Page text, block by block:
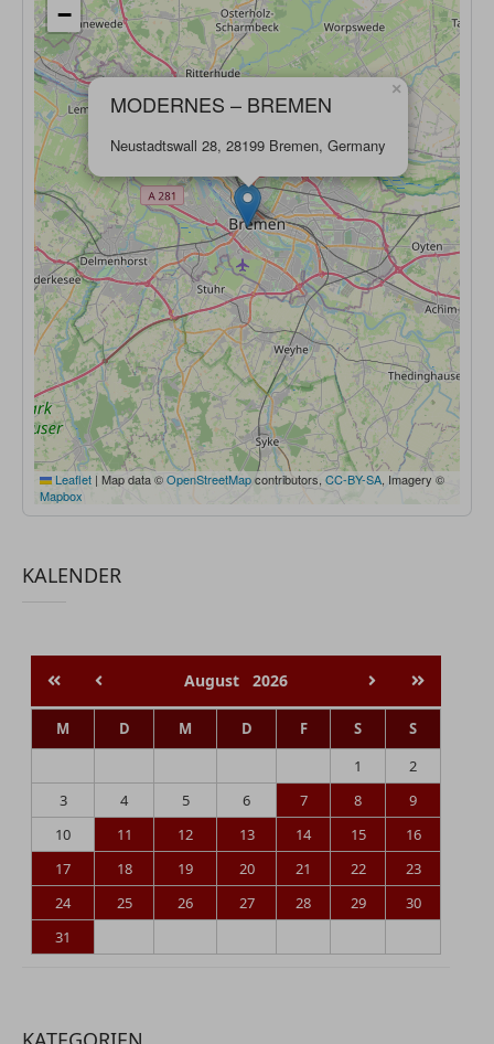
MODERNES – BREMEN
Neustadtswall 28, 28199 Bremen, Germany
×
−
Leaflet | Map data ©OpenStreetMapcontributors, CC-BY-SA, Imagery ©
Mapbox
KALENDER
August 2026
M D M D F S
S
1
2
3
4 5 6 7 8
9
10
11 12 13 14 15
16
17
18 19 20 21 22
23
24
25 26 27 28 29
30
31